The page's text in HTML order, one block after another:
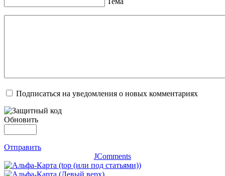
Подписаться на уведомления о новых комментариях
Обновить
Отправить
JComments